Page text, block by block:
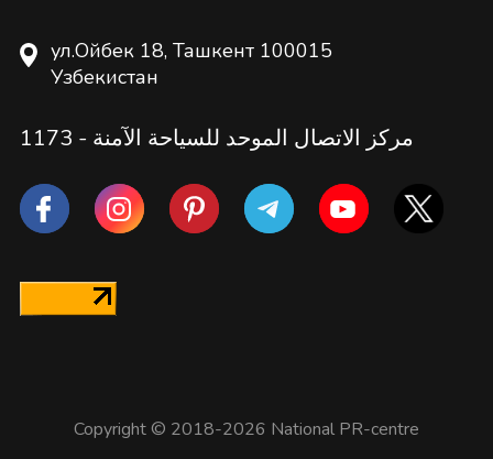
ул.Ойбек 18, Ташкент 100015
Узбекистан
مركز الاتصال الموحد للسياحة الآمنة - 1173
Copyright © 2018-2026 National PR-centre